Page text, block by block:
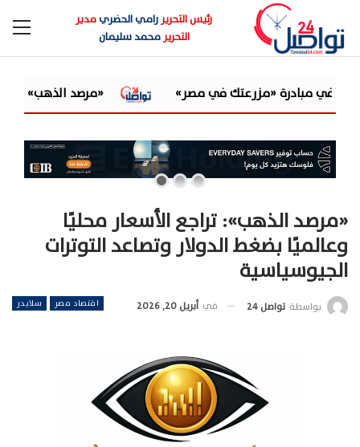
رئيس التحريررامي الحضريمدير
التحريرمحمد سليمان
«مرصد الذهب»: الكاش باك غيّر اقتصاديات
«مرصد الذهب»: تراجع الأسعار محليًا
وعالميًا بضغط الدولار وتصاعد التوترات
الجيوسياسية
اقتصاد مصر سلايدر بواسطة تواصل 24 في أبريل 20, 2026